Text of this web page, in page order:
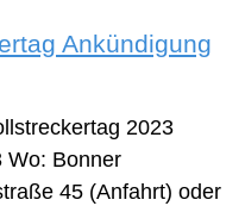
Ankündigung
2023
Wo: Bonner
45 (Anfahrt) oder